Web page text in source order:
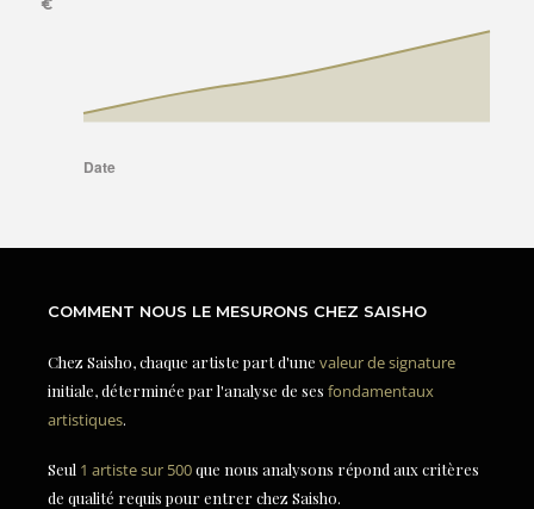
COMMENT NOUS LE MESURONS CHEZ SAISHO
Chez Saisho, chaque artiste part d'une valeur de signature
initiale, déterminée par l'analyse de ses fondamentaux
artistiques.
Seul 1 artiste sur 500que nous analysons répond aux critères
de qualité requis pour entrer chez Saisho.